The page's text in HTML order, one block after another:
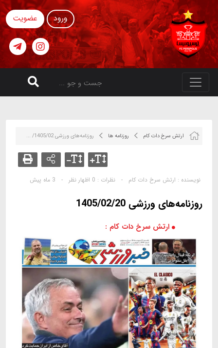
ورود عضویت
ارتش سرخ دات کام روزنامه ها روزنامه‌های ورزشی 1405/02/ ...
نویسنده : ارتش سرخ دات کام - نظرات : 0 اظهار نظر - 3 ماه پیش
روزنامه‌های ورزشی 1405/02/20
ارتش سرخ دات کام :